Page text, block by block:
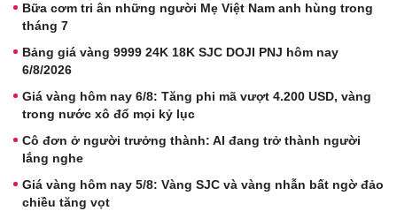
Bữa cơm tri ân những người Mẹ Việt Nam anh hùng trong
tháng 7
Bảng giá vàng 9999 24K 18K SJC DOJI PNJ hôm nay
6/8/2026
Giá vàng hôm nay 6/8: Tăng phi mã vượt 4.200 USD, vàng
trong nước xô đổ mọi kỷ lục
Cô đơn ở người trưởng thành: AI đang trở thành người
lắng nghe
Giá vàng hôm nay 5/8: Vàng SJC và vàng nhẫn bất ngờ đảo
chiều tăng vọt